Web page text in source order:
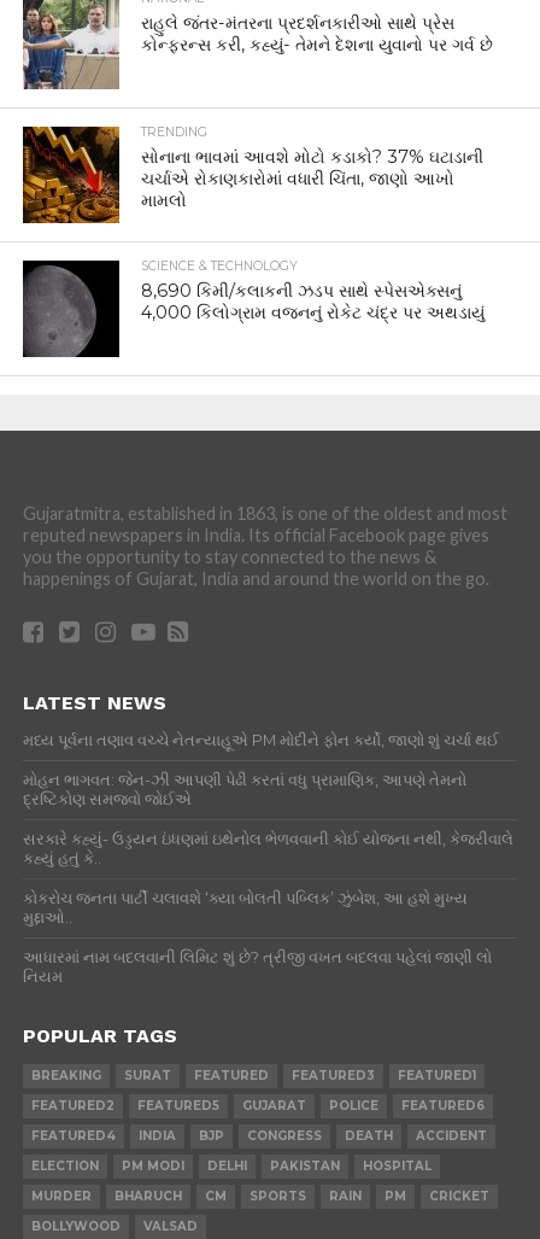
રાહુલે જંતર-મંતરના પ્રદર્શનકારીઓ સાથે પ્રેસ
કોન્ફરન્સ કરી, કહ્યું- તેમને દેશના યુવાનો પર ગર્વ છે
TRENDING
સોનાના ભાવમાં આવશે મોટો કડાકો? 37% ઘટાડાની
ચર્ચાએ રોકાણકારોમાં વધારી ચિંતા, જાણો આખો
મામલો
SCIENCE & TECHNOLOGY
8,690 કિમી/કલાકની ઝડપ સાથે સ્પેસએક્સનું
4,000 કિલોગ્રામ વજનનું રોકેટ ચંદ્ર પર અથડાયું
Gujaratmitra, established in 1863, is one of the oldest and most
reputed newspapers in India. Its official Facebook page gives
you the opportunity to stay connected to the news &
happenings of Gujarat, India and around the world on the go.
LATEST NEWS
મધ્ય પૂર્વના તણાવ વચ્ચે નેતન્યાહૂએ PM મોદીને ફોન કર્યો, જાણો શું ચર્ચા થઈ
મોહન ભાગવત: જેન-ઝી આપણી પેઢી કરતાં વધુ પ્રામાણિક, આપણે તેમનો
દ્રષ્ટિકોણ સમજવો જોઈએ
સરકારે કહ્યું- ઉડ્ડયન ઇંધણમાં ઇથેનોલ ભેળવવાની કોઈ યોજના નથી, કેજરીવાલે
કહ્યું હતું કે..
કોકરોચ જનતા પાર્ટી ચલાવશે ‘ક્યા બોલતી પબ્લિક’ ઝુંબેશ, આ હશે મુખ્ય
મુદ્દાઓ..
આધારમાં નામ બદલવાની લિમિટ શું છે? ત્રીજી વખત બદલવા પહેલાં જાણી લો
નિયમ
POPULAR TAGS
BREAKING SURAT FEATURED FEATURED3
FEATURED1
FEATURED2
FEATURED5 GUJARAT POLICE
FEATURED6
FEATURED4
INDIA BJP CONGRESS DEATH
ACCIDENT
ELECTION
PM MODI DELHI PAKISTAN
HOSPITAL
MURDER
BHARUCH CM SPORTS RAIN PM
CRICKET
BOLLYWOOD
VALSAD